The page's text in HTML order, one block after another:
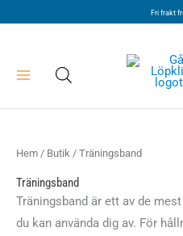
Fri frakt
Hem / Butik / Träningsband
Träningsband
Träningsband är ett av de
du kan använda dig av. För